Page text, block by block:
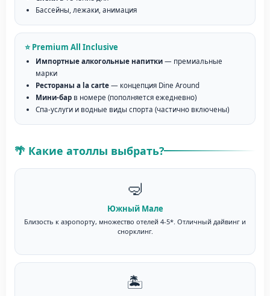
Бассейны, лежаки, анимация
⭐ Premium All Inclusive
Импортные алкогольные напитки — премиальные
марки
Рестораны a la carte — концепция Dine Around
Мини-бар в номере (пополняется ежедневно)
Спа-услуги и водные виды спорта (частично включены)
🌴 Какие атоллы выбрать?
🤿
Южный Мале
Близость к аэропорту, множество отелей 4-5*. Отличный дайвинг и
снорклинг.
🏝️